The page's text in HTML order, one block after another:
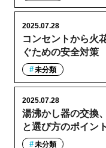
コンセントから火
ぐための安全対策
2025.07.28
未分類
湯沸かし器の交換
と選び方のポイント
2025.07.28
未分類